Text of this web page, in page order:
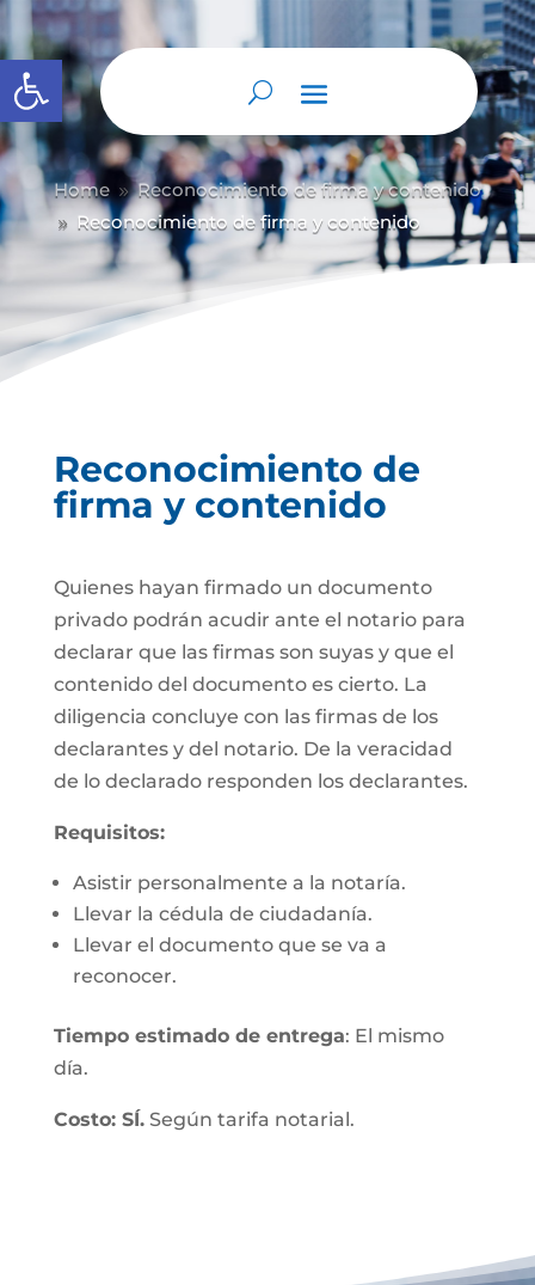
Abrir barra de herramientas
Home 9 Reconocimiento de firma y contenido
9 Reconocimiento de firma y contenido
Reconocimiento de
firma y contenido
Quienes hayan firmado un documento
privado podrán acudir ante el notario para
declarar que las firmas son suyas y que el
contenido del documento es cierto. La
diligencia concluye con las firmas de los
declarantes y del notario. De la veracidad
de lo declarado responden los declarantes.
Requisitos:
Asistir personalmente a la notaría.
Llevar la cédula de ciudadanía.
Llevar el documento que se va a
reconocer.
Tiempo estimado de entrega: El mismo
día.
Costo: SÍ.Según tarifa notarial.